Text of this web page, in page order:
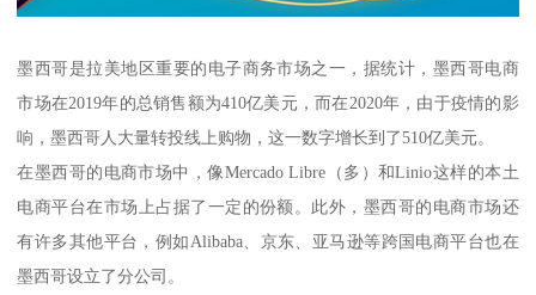
墨西哥是拉美地区重要的电子商务市场之一，据统计，墨西哥电商
市场在2019年的总销售额为410亿美元，而在2020年，由于疫情的影
响，墨西哥人大量转投线上购物，这一数字增长到了510亿美元。
在墨西哥的电商市场中，像Mercado Libre（多）和Linio这样的本土
电商平台在市场上占据了一定的份额。此外，墨西哥的电商市场还
有许多其他平台，例如Alibaba、京东、亚马逊等跨国电商平台也在
墨西哥设立了分公司。